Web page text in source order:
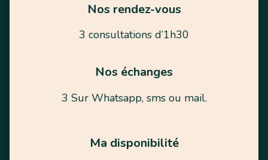
Nos rendez-vous
3 consultations d’1h30
Nos échanges
3 Sur Whatsapp, sms ou mail.
Ma disponibilité